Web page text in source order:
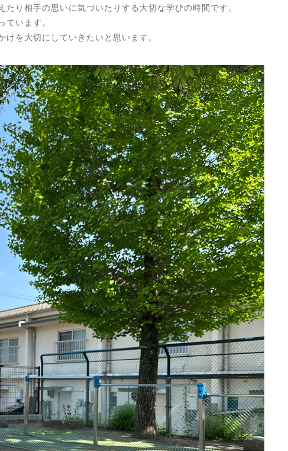
り相手の思いに気づいたりする大切な学びの時間です。
います。
を大切にしていきたいと思います。